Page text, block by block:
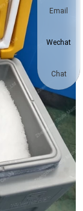
Email
Wechat
Chat